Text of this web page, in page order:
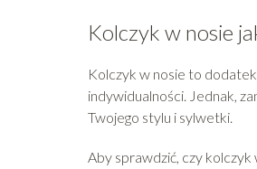
Kolczyk w nosie
Kolczyk w nosie to
indywidualności. Jednak,
Twojego stylu i sylwetki.
Aby sprawdzić, czy